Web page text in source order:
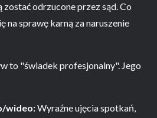
zostać odrzucone przez sąd. Co
na sprawę karną za naruszenie
to "świadek profesjonalny". Jego
wideo:Wyraźne ujęcia spotkań,